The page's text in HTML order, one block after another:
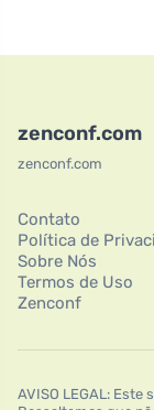
zenconf.com
zenconf.com
Contato
Política de
Sobre Nós
Termos de Uso
Zenconf
AVISO LEGAL: